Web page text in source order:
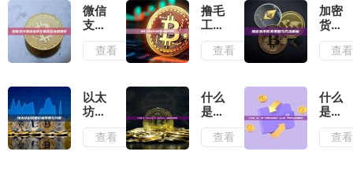
量｜
防夹
刷量
｜快
速安
延时
教程
微信
支付
因虚
拟币
处理
建议
查看
撸毛
工作
室成
本控
策略
查看
加密
货币
防夹
策略
析
查看
以太
坊彩
虹图
价格
查看
什么
是
B²
Network？
查看
什么
是
Sui
第一
查看